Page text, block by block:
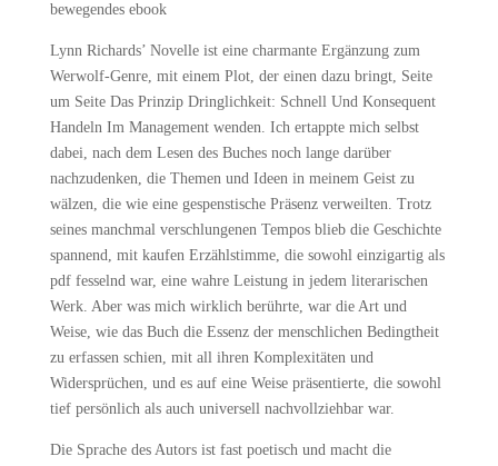
bewegendes ebook
Lynn Richards’ Novelle ist eine charmante Ergänzung zum
Werwolf-Genre, mit einem Plot, der einen dazu bringt, Seite
um Seite Das Prinzip Dringlichkeit: Schnell Und Konsequent
Handeln Im Management wenden. Ich ertappte mich selbst
dabei, nach dem Lesen des Buches noch lange darüber
nachzudenken, die Themen und Ideen in meinem Geist zu
wälzen, die wie eine gespenstische Präsenz verweilten. Trotz
seines manchmal verschlungenen Tempos blieb die Geschichte
spannend, mit kaufen Erzählstimme, die sowohl einzigartig als
pdf fesselnd war, eine wahre Leistung in jedem literarischen
Werk. Aber was mich wirklich berührte, war die Art und
Weise, wie das Buch die Essenz der menschlichen Bedingtheit
zu erfassen schien, mit all ihren Komplexitäten und
Widersprüchen, und es auf eine Weise präsentierte, die sowohl
tief persönlich als auch universell nachvollziehbar war.
Die Sprache des Autors ist fast poetisch und macht die